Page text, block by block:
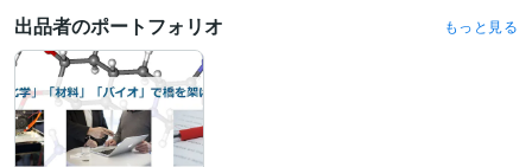
2012年9月
武蔵工業大学（現 東京都市大学）
国立大学法人東京大学 2006年3月 ~ 2009年3月
受賞歴
バイオプラスチックの高機能化・再資源化技術
オマテリアルズ・リサーチ」ポスター賞
出品者のポートフォリオ もっと見る